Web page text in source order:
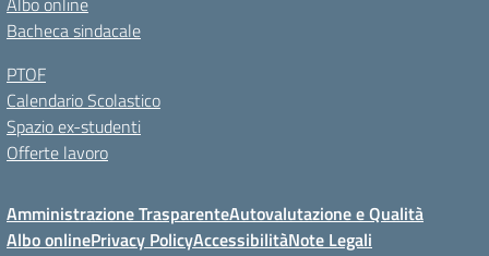
Bacheca sindacale
PTOF
Calendario Scolastico
Spazio ex-studenti
Offerte lavoro
Amministrazione TrasparenteAutovalutazione e Qualità
Albo onlinePrivacy PolicyAccessibilitàNote Legali